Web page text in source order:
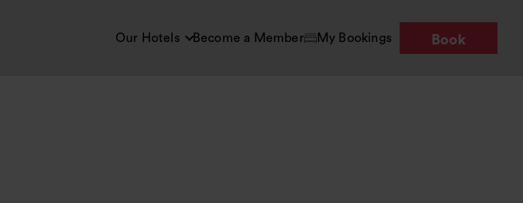
Our Hotels Become a Member My Bookings Book